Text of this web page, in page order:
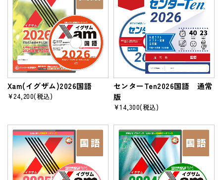
Xam(イグザム)2026国語
¥24,200(税込)
センターTen2026国語 通常
版
¥14,300(税込)